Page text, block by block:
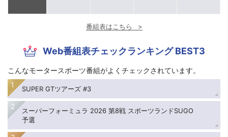
番組表はこちら
Web番組表チェックランキング BEST3
こんなモータースポーツ番組がよくチェックされています。
SUPER GTツアーズ #3
スーパーフォーミュラ 2026 第8戦 スポーツランドSUGO
予選